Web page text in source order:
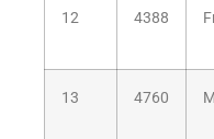
12 4388
13 4760